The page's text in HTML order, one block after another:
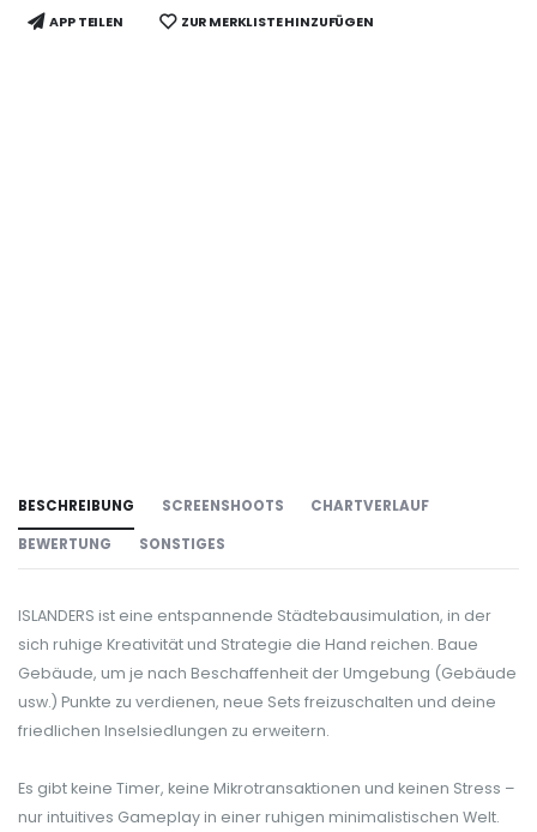
APP TEILEN ZUR MERKLISTE HINZUFÜGEN
BESCHREIBUNG SCREENSHOOTS CHARTVERLAUF
BEWERTUNG SONSTIGES
ISLANDERS ist eine entspannende Städtebausimulation, in der
sich ruhige Kreativität und Strategie die Hand reichen. Baue
Gebäude, um je nach Beschaffenheit der Umgebung (Gebäude
usw.) Punkte zu verdienen, neue Sets freizuschalten und deine
friedlichen Inselsiedlungen zu erweitern.
Es gibt keine Timer, keine Mikrotransaktionen und keinen Stress –
nur intuitives Gameplay in einer ruhigen minimalistischen Welt.